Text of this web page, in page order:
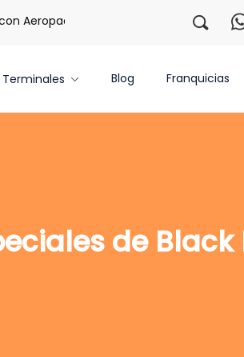
Aeropaq Prime ¡Regístrate con
Terminales Blog Franquicias
de Black